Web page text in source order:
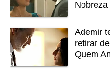
Nobreza
Ademir
retirar
Quem